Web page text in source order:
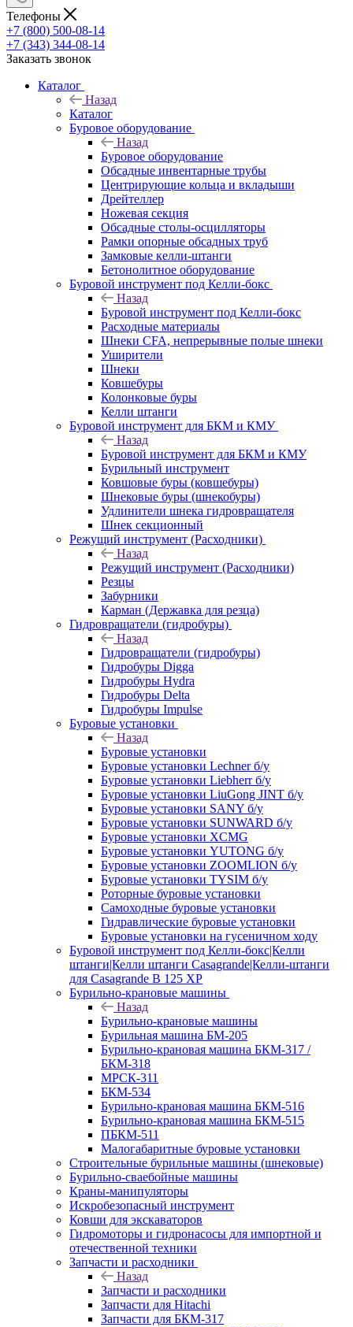
Телефоны
+7 (800) 500-08-14
+7 (343) 344-08-14
Заказать звонок
Каталог
Назад
Каталог
Буровое оборудование
Назад
Буровое оборудование
Обсадные инвентарные трубы
Центрирующие кольца и вкладыши
Дрейтеллер
Ножевая секция
Обсадные столы-осцилляторы
Рамки опорные обсадных труб
Замковые келли-штанги
Бетонолитное оборудование
Буровой инструмент под Келли-бокс
Назад
Буровой инструмент под Келли-бокс
Расходные материалы
Шнеки CFA, непрерывные полые шнеки
Уширители
Шнеки
Ковшебуры
Колонковые буры
Келли штанги
Буровой инструмент для БКМ и КМУ
Назад
Буровой инструмент для БКМ и КМУ
Бурильный инструмент
Ковшовые буры (ковшебуры)
Шнековые буры (шнекобуры)
Удлинители шнека гидровращателя
Шнек секционный
Режущий инструмент (Расходники)
Назад
Режущий инструмент (Расходники)
Резцы
Забурники
Карман (Державка для резца)
Гидровращатели (гидробуры)
Назад
Гидровращатели (гидробуры)
Гидробуры Digga
Гидробуры Hydra
Гидробуры Delta
Гидробуры Impulse
Буровые установки
Назад
Буровые установки
Буровые установки Lechner б/у
Буровые установки Liebherr б/у
Буровые установки LiuGong JINT б/у
Буровые установки SANY б/у
Буровые установки SUNWARD б/у
Буровые установки XCMG
Буровые установки YUTONG б/у
Буровые установки ZOOMLION б/у
Буровые установки TYSIM б/у
Роторные буровые установки
Самоходные буровые установки
Гидравлические буровые установки
Буровые установки на гусеничном ходу
Буровой инструмент под Келли-бокс|Келли
штанги|Келли штанги Casagrande|Келли-штанги
для Casagrande B 125 XP
Бурильно-крановые машины
Назад
Бурильно-крановые машины
Бурильная машина БМ-205
Бурильно-крановая машина БКМ-317 /
БКМ-318
МРСК-311
БКМ-534
Бурильно-крановая машина БКМ-516
Бурильно-крановая машина БКМ-515
ПБКМ-511
Малогабаритные буровые установки
Строительные бурильные машины (шнековые)
Бурильно-сваебойные машины
Краны-манипуляторы
Искробезопасный инструмент
Ковши для экскаваторов
Гидромоторы и гидронасосы для импортной и
отечественной техники
Запчасти и расходники
Назад
Запчасти и расходники
Запчасти для Hitachi
Запчасти для БКМ-317